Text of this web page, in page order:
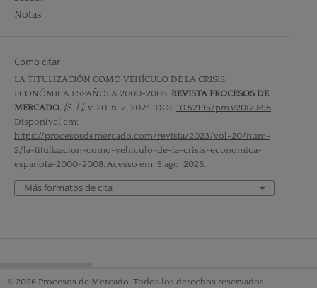
Notas
Cómo citar
LA TITULIZACIÓN COMO VEHÍCULO DE LA CRISIS
ECONÓMICA ESPAÑOLA 2000-2008. REVISTA PROCESOS DE
MERCADO, [S. l.], v. 20, n. 2, 2024. DOI: 10.52195/pm.v20i2.898.
Disponível em:
https://procesosdemercado.com/revista/2023/vol-20/num-
2/la-titulizacion-como-vehiculo-de-la-crisis-economica-
espanola-2000-2008. Acesso em: 6 ago. 2026.
Más formatos de cita
© 2026 Procesos de Mercado. Todos los derechos reservados